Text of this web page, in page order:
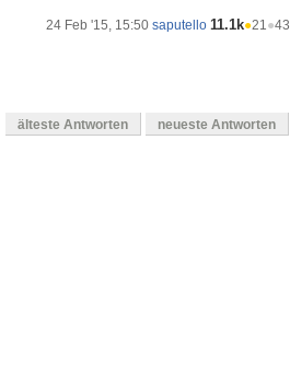
24 Feb '15, 15:50 saputello 11.1k●21●43
älteste Antworten neueste Antworten